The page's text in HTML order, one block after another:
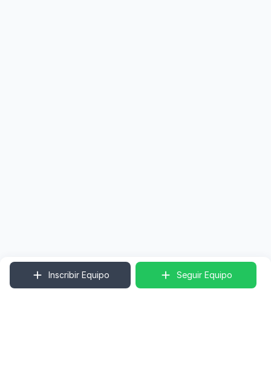
Inscribir Equipo Seguir Equipo